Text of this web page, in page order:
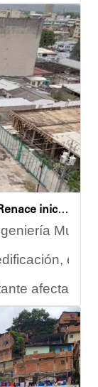
de este
diputado
durante la
Alcaldía de Sucre y Plan Venezuela Renace iniciaron demolición de fachadas en Residencias Los Dos Caminos
afectado
referido